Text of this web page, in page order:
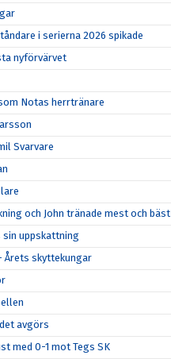
i serierna 2026 spikade
nyförvärvet
Notas herrtränare
Svarvare
och John tränade mest och bäst
sin uppskattning
Årets skyttekungar
avgörs
med 0-1 mot Tegs SK